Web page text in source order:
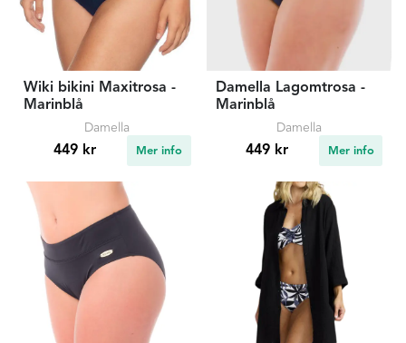
Wiki bikini Maxitrosa -
Marinblå
Damella
449 kr Mer info
Damella Lagomtrosa -
Marinblå
Damella
449 kr Mer info